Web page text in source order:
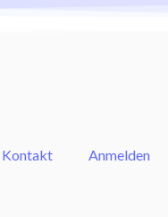
Kontakt Anmelden